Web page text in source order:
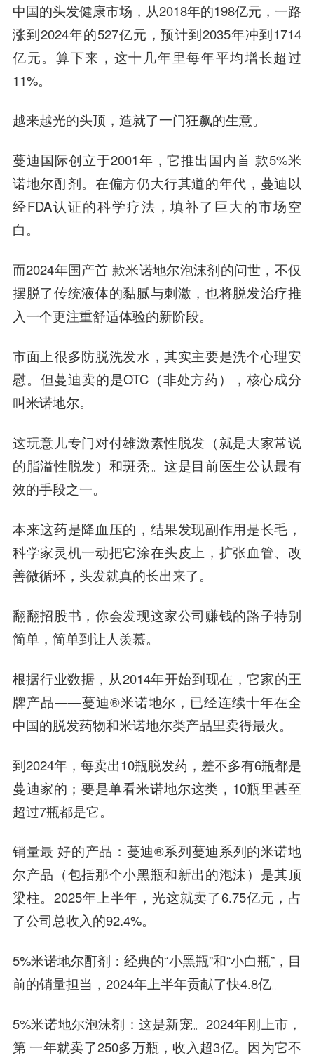
中国的头发健康市场，从2018年的198亿元，一路
涨到2024年的527亿元，预计到2035年冲到1714
亿元。算下来，这十几年里每年平均增长超过
11%。
越来越光的头顶，造就了一门狂飙的生意。
蔓迪国际创立于2001年，它推出国内首 款5%米
诺地尔酊剂。在偏方仍大行其道的年代，蔓迪以
经FDA认证的科学疗法，填补了巨大的市场空
白。
而2024年国产首 款米诺地尔泡沫剂的问世，不仅
摆脱了传统液体的黏腻与刺激，也将脱发治疗推
入一个更注重舒适体验的新阶段。
市面上很多防脱洗发水，其实主要是洗个心理安
慰。但蔓迪卖的是OTC（非处方药），核心成分
叫米诺地尔。
这玩意儿专门对付雄激素性脱发（就是大家常说
的脂溢性脱发）和斑秃。这是目前医生公认最有
效的手段之一。
本来这药是降血压的，结果发现副作用是长毛，
科学家灵机一动把它涂在头皮上，扩张血管、改
善微循环，头发就真的长出来了。
翻翻招股书，你会发现这家公司赚钱的路子特别
简单，简单到让人羡慕。
根据行业数据，从2014年开始到现在，它家的王
牌产品——蔓迪®米诺地尔，已经连续十年在全
中国的脱发药物和米诺地尔类产品里卖得最火。
到2024年，每卖出10瓶脱发药，差不多有6瓶都是
蔓迪家的；要是单看米诺地尔这类，10瓶里甚至
超过7瓶都是它。
销量最 好的产品：蔓迪®系列蔓迪系列的米诺地
尔产品（包括那个小黑瓶和新出的泡沫）是其顶
梁柱。2025年上半年，光这就卖了6.75亿元，占
了公司总收入的92.4%。
5%米诺地尔酊剂：经典的“小黑瓶”和“小白瓶”，目
前的销量担当，2024年上半年贡献了快4.8亿。
5%米诺地尔泡沫剂：这是新宠。2024年刚上市，
第 一年就卖了250多万瓶，收入超3亿。因为它不